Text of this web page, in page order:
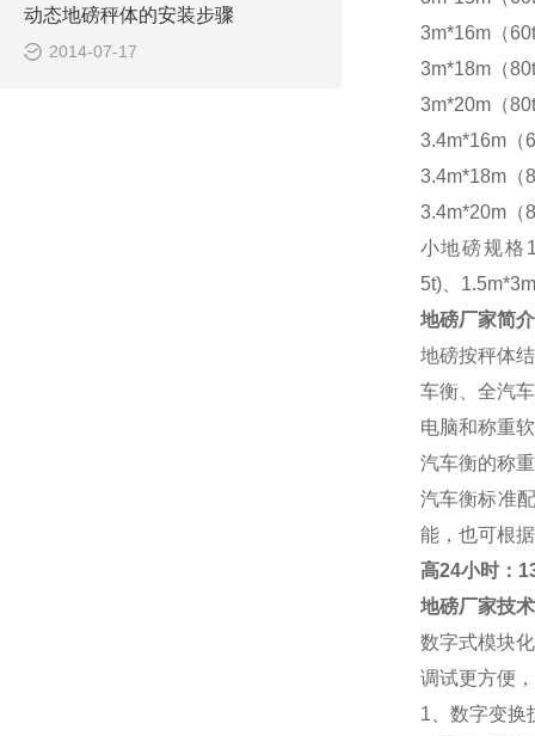
动态地磅秤体的安装步骤
2014-07-17
3m*16m（
3m*18m（
3m*20m（
3.4m*16m（
3.4m*18m（
3.4m*20m（
小地磅规格
5t)、
地磅厂家简
地磅按秤体
车衡、全汽
电脑和称重
汽车衡的称
汽车衡标准
能，也可根
高24小时：
地磅厂家技
数字式模块
调试更方便
1 、数字变